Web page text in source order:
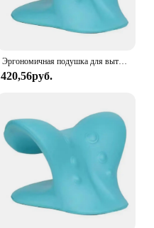
Эргономичная подушка для вытяжения шеи, облегчение боли, расслабляющее средство для шеи и плеч, подушка для хиропрактики для TMJ, головная боль, натяжение мышц
420,56руб.